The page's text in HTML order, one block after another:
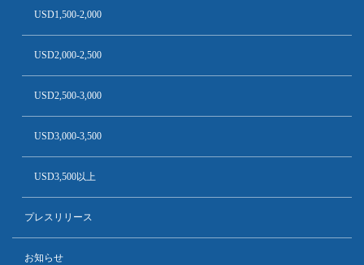
USD1,500-2,000
USD2,000-2,500
USD2,500-3,000
USD3,000-3,500
USD3,500以上
プレスリリース
お知らせ